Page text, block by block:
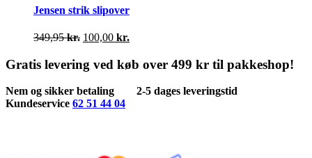
varesiden
har
flere
varianter.
Mulighederne
vælges
varesiden
Jensen strik slipover
349,95kr. Den
pris
var:
349,95 kr..
100,00 kr.
pris
100,00 kr..
Gratis levering ved køb over 499 kr til pakkeshop!
Nem og sikker betaling
2-5 dages leveringstid
Kundeservice 62 51 44 04